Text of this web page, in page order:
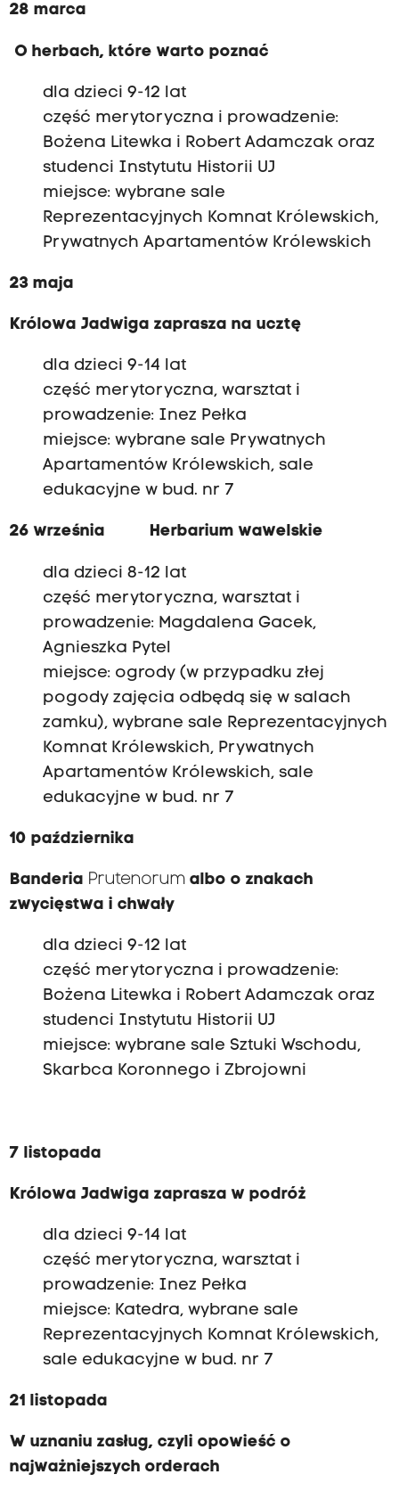
28 marca
O herbach, które warto poznać
dla dzieci 9-12 lat
część merytoryczna i prowadzenie:
Bożena Litewka i Robert Adamczak oraz
studenci Instytutu Historii UJ
miejsce: wybrane sale
Reprezentacyjnych Komnat Królewskich,
Prywatnych Apartamentów Królewskich
23 maja
Królowa Jadwiga zaprasza na ucztę
dla dzieci 9-14 lat
część merytoryczna, warsztat i
prowadzenie: Inez Pełka
miejsce: wybrane sale Prywatnych
Apartamentów Królewskich, sale
edukacyjne w bud. nr 7
26 września Herbarium wawelskie
dla dzieci 8-12 lat
część merytoryczna, warsztat i
prowadzenie: Magdalena Gacek,
Agnieszka Pytel
miejsce: ogrody (w przypadku złej
pogody zajęcia odbędą się w salach
zamku), wybrane sale Reprezentacyjnych
Komnat Królewskich, Prywatnych
Apartamentów Królewskich, sale
edukacyjne w bud. nr 7
10 października
Banderia Prutenorumalbo o znakach
zwycięstwa i chwały
dla dzieci 9-12 lat
część merytoryczna i prowadzenie:
Bożena Litewka i Robert Adamczak oraz
studenci Instytutu Historii UJ
miejsce: wybrane sale Sztuki Wschodu,
Skarbca Koronnego i Zbrojowni
7 listopada
Królowa Jadwiga zaprasza w podróż
dla dzieci 9-14 lat
część merytoryczna, warsztat i
prowadzenie: Inez Pełka
miejsce: Katedra, wybrane sale
Reprezentacyjnych Komnat Królewskich,
sale edukacyjne w bud. nr 7
21 listopada
W uznaniu zasług, czyli opowieść o
najważniejszych orderach